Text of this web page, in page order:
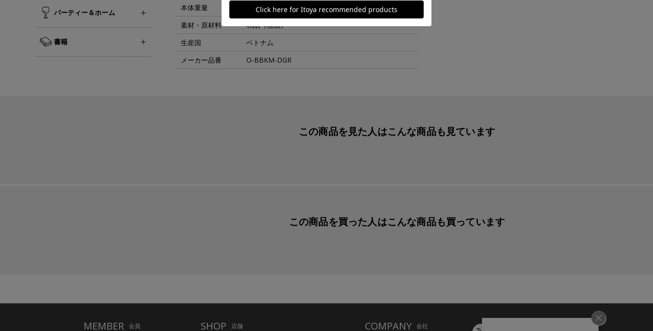
パーティー＆ホーム
書籍
本体重量
15g
素材・原材料
和紙（檀紙）
生産国
ベトナム
メーカー品番
O-BBKM-DGR
この商品を見た人はこんな商品も見ています
この商品を買った人はこんな商品も買っています
MEMBER 会員 SHOP 店舗 COMPANY 会社